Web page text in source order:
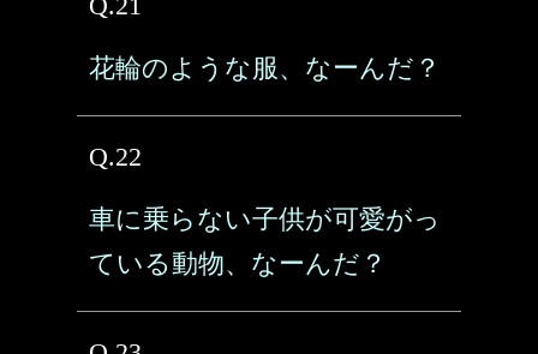
花輪のような服、なーんだ？
Q.22
車に乗らない子供が可愛がっ
ている動物、なーんだ？